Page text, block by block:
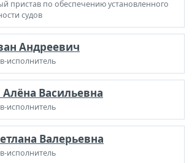
пристав по обеспечению установленного
судов
Андреевич
исполнитель
Васильевна
исполнитель
Валерьевна
исполнитель